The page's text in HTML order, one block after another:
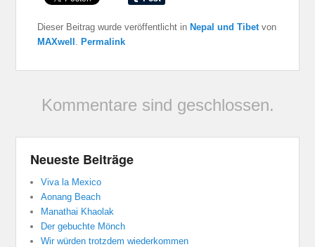
Dieser Beitrag wurde veröffentlicht in Nepal und Tibet von
MAXwell
Permalink
Kommentare sind geschlossen.
Neueste Beiträge
Viva la Mexico
Aonang Beach
Manathai Khaolak
Der gebuchte Mönch
Wir würden trotzdem wiederkommen